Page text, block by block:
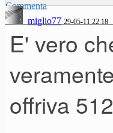
Allora,
quello che
Commenta
miglio77 29-05-11 22.18
E' vero
offriva